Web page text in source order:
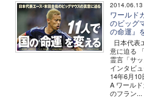
2014.06.13
ワールド
のビッグ
の命運』
日本代表
意に迫る
霊言「サ
インタビ
14年6月
A ワール
のフラン...